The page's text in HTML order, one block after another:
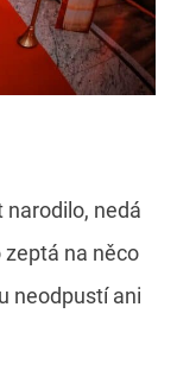
nedá
zeptá na něco
neodpustí ani